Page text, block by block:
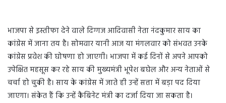
भाजपा से इस्तीफा देने वाले दिग्गज आदिवासी नेता नंदकुमार साय का
कांग्रेस में जाना तय है। सोमवार यानी आज या मंगलवार को संभवत उनके
कांग्रेस प्रवेश की घोषणा हो जाएगी। भाजपा में कई दिनों से अपने आपको
उपेक्षित महसूस कर रहे साय की मुख्यमंत्री भूपेश बघेल और अन्य नेताओं से
चर्चा हो चुकी है। साय के कांग्रेस में जाते ही उन्हें सत्ता में बड़ा पद दिया
जाएगा। संकेत हैं कि उन्हें कैबिनेट मंत्री का दर्जा दिया जा सकता है।